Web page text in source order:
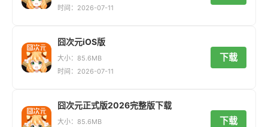
时间：2026-07-11
囧次元iOS版
大小：85.6MB
时间：2026-07-11
下载
囧次元正式版2026完整版下载
大小：85.6MB
下载